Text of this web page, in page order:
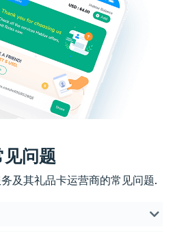
见问题
及其礼品卡运营商的常见问题.